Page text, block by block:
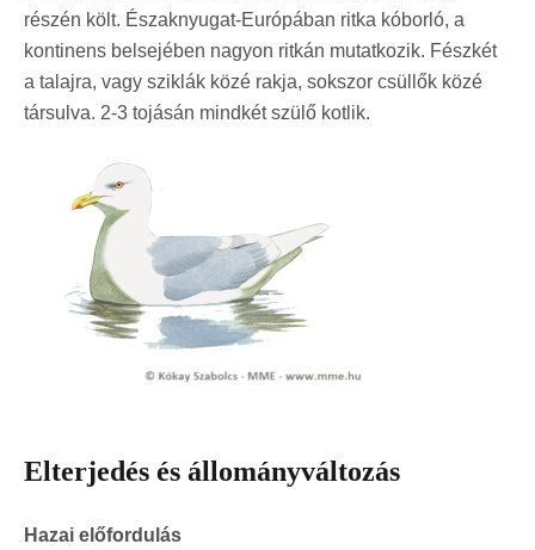
részén költ. Északnyugat-Európában ritka kóborló, a
kontinens belsejében nagyon ritkán mutatkozik. Fészkét
a talajra, vagy sziklák közé rakja, sokszor csüllők közé
társulva. 2-3 tojásán mindkét szülő kotlik.
Elterjedés és állományváltozás
Hazai előfordulás